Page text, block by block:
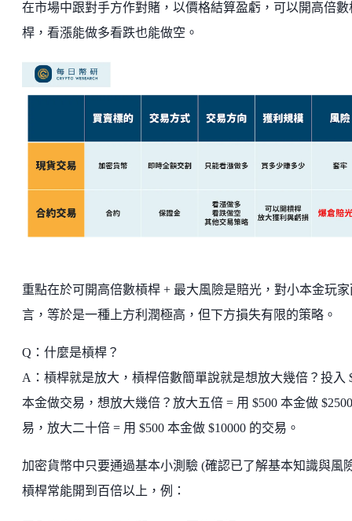
在市場中跟對手方作對賭，以價格結算盈虧，可以開高倍數
桿，看漲能做多看跌也能做空。
重點在於可開高倍數槓桿 + 最大風險是賠光，對小本金玩家
言，等於是一種上方利潤極高，但下方損失有限的策略。
Q：什麼是槓桿？
A：槓桿就是放大，槓桿倍數簡單說就是想放大幾倍？投入
本金做交易，想放大幾倍？放大五倍 = 用 $500 本金做
易，放大二十倍 = 用 $500 本金做 $10000 的交易。
加密貨幣中只要通過基本小測驗 (確認已了解基本知識與風
槓桿常能開到百倍以上，例：